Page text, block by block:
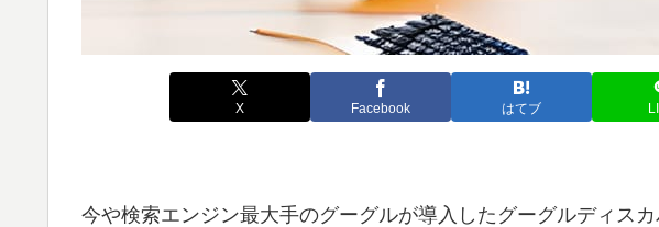
X Facebook はてブ
今や検索エンジン最大手のグーグルが導入したグーグルディス